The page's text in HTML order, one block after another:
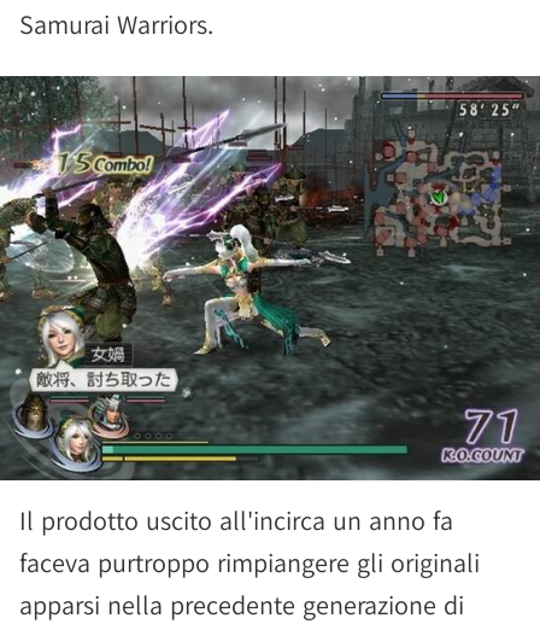
Samurai Warriors.
Il prodotto uscito all'incirca un anno fa
faceva purtroppo rimpiangere gli originali
apparsi nella precedente generazione di